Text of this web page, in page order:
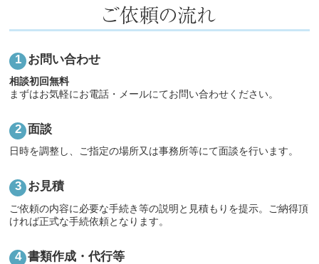
お問い合わせ
相談初回無料
まずはお気軽にお電話・メールにてお問い合わせください。
面談
日時を調整し、ご指定の場所又は事務所等にて面談を行います。
お見積
ご依頼の内容に必要な手続き等の説明と見積もりを提示。ご納得頂
ければ正式な手続依頼となります。
書類作成・代行等